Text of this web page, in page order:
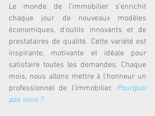
Le monde de l'immobilier s'enrichit
chaque jour de nouveaux modèles
économiques, d'outils innovants et de
prestataires de qualité. Cette variété est
inspirante, motivante et idéale pour
satisfaire toutes les demandes. Chaque
mois, nous allons mettre à l'honneur un
professionnel de l'immobilier. Pourquoi
pas vous ?